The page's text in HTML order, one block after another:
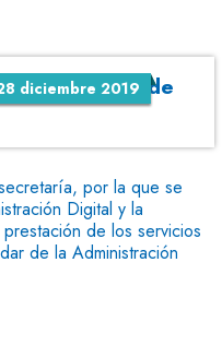
de diciembre de
diciembre 2019
por la que se
Digital y la
de los servicios
de la Administración